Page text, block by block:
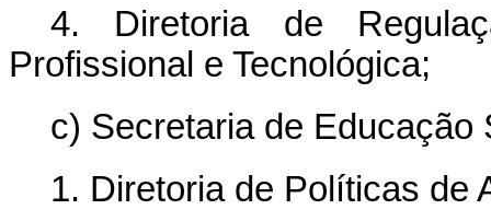
4. Diretoria de
Profissional e Tecnológica;
c) Secretaria de Educação
1. Diretoria de Políticas de